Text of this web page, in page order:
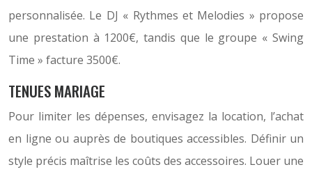
personnalisée. Le DJ « Rythmes et Melodies » propose
une prestation à 1200€, tandis que le groupe « Swing
Time » facture 3500€.
TENUES MARIAGE
Pour limiter les dépenses, envisagez la location, l’achat
en ligne ou auprès de boutiques accessibles. Définir un
style précis maîtrise les coûts des accessoires. Louer une